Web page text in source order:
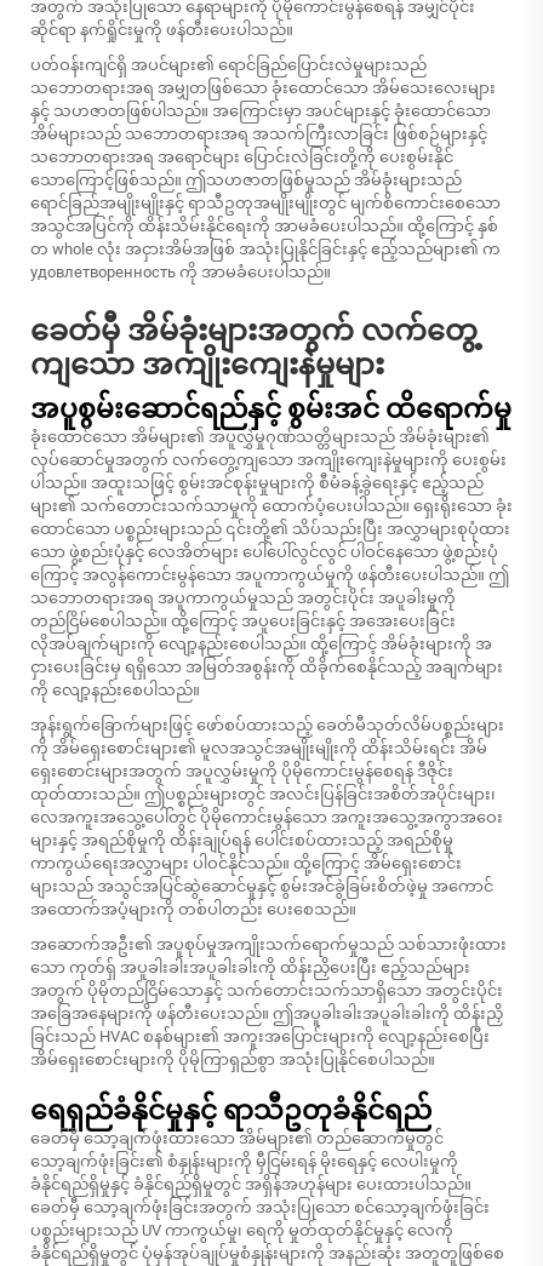
အတွက် အသုံးပြုသော နေရာများကို ပိုမိုကောင်းမွန်စေရန် အမျှင်ပိုင်း
ဆိုင်ရာ နက်ရှိုင်းမှုကို ဖန်တီးပေးပါသည်။
ပတ်ဝန်းကျင်ရှိ အပင်များ၏ ရောင်ခြည်ပြောင်းလဲမှုများသည်
သဘောတရားအရ အမျှတဖြစ်သော ခုံးထောင်သော အိမ်သေးလေးများ
နှင့် သဟဇာတဖြစ်ပါသည်။ အကြောင်းမှာ အပင်များနှင့် ခုံးထောင်သော
အိမ်များသည် သဘောတရားအရ အသက်ကြီးလာခြင်း ဖြစ်စဉ်များနှင့်
သဘောတရားအရ အရောင်များ ပြောင်းလဲခြင်းတို့ကို ပေးစွမ်းနိုင်
သောကြောင့်ဖြစ်သည်။ ဤသဟဇာတဖြစ်မှုသည် အိမ်ခုံးများသည်
ရောင်ခြည်အမျိုးမျိုးနှင့် ရာသီဥတုအမျိုးမျိုးတွင် မျက်စိကောင်းစေသော
အသွင်အပြင်ကို ထိန်းသိမ်းနိုင်ရေးကို အာမခံပေးပါသည်။ ထို့ကြောင့် နှစ်
တ whole လုံး အငှားအိမ်အဖြစ် အသုံးပြုနိုင်ခြင်းနှင့် ဧည့်သည်များ၏ က
удовлетворенность ကို အာမခံပေးပါသည်။
ခေတ်မှီ အိမ်ခုံးများအတွက် လက်တွေ့
ကျသော အကျိုးကျေးနဲမှုများ
အပူစွမ်းဆောင်ရည်နှင့် စွမ်းအင် ထိရောက်မှု
ခုံးထောင်သော အိမ်များ၏ အပူလွှဲမှုဂုဏ်သတ္တိများသည် အိမ်ခုံးများ၏
လုပ်ဆောင်မှုအတွက် လက်တွေ့ကျသော အကျိုးကျေးနဲမှုများကို ပေးစွမ်း
ပါသည်။ အထူးသဖြင့် စွမ်းအင်စုန်းမှုများကို စီမံခန့်ခွဲရေးနှင့် ဧည့်သည်
များ၏ သက်တောင်းသက်သာမှုကို ထောက်ပံ့ပေးပါသည်။ ရှေးရိုးသော ခုံး
ထောင်သော ပစ္စည်းများသည် ၎င်းတို့၏ သိပ်သည်းပြီး အလွှာများစုပုံထား
သော ဖွဲ့စည်းပုံနှင့် လေအိတ်များ ပေါ်ပေါ်လွင်လွင် ပါဝင်နေသော ဖွဲ့စည်းပုံ
ကြောင့် အလွန်ကောင်းမွန်သော အပူကာကွယ်မှုကို ဖန်တီးပေးပါသည်။ ဤ
သဘောတရားအရ အပူကာကွယ်မှုသည် အတွင်းပိုင်း အပူခါးမှုကို
တည်ငြိမ်စေပါသည်။ ထို့ကြောင့် အပူပေးခြင်းနှင့် အအေးပေးခြင်း
လိုအပ်ချက်များကို လျော့နည်းစေပါသည်။ ထို့ကြောင့် အိမ်ခုံးများကို အ
ငှားပေးခြင်းမှ ရရှိသော အမြတ်အစွန်းကို ထိခိုက်စေနိုင်သည့် အချက်များ
ကို လျော့နည်းစေပါသည်။
အုန်းရွက်ခြောက်များဖြင့် ဖော်စပ်ထားသည့် ခေတ်မီသုတ်လိမ်ပစ္စည်းများ
ကို အိမ်ရှေးစောင်းများ၏ မူလအသွင်အမျိုးမျိုးကို ထိန်းသိမ်းရင်း အိမ်
ရှေးစောင်းများအတွက် အပူလွှမ်းမှုကို ပိုမိုကောင်းမွန်စေရန် ဒီဇိုင်း
ထုတ်ထားသည်။ ဤပစ္စည်းများတွင် အလင်းပြန်ခြင်းအစိတ်အပိုင်းများ၊
လေအကူးအသွေ့ပေါ်တွင် ပိုမိုကောင်းမွန်သော အကူးအသွေ့အကွာအဝေး
များနှင့် အရည်စိုမှုကို ထိန်းချုပ်ရန် ပေါင်းစပ်ထားသည့် အရည်စိုမှု
ကာကွယ်ရေးအလွှာများ ပါဝင်နိုင်သည်။ ထို့ကြောင့် အိမ်ရှေးစောင်း
များသည် အသွင်အပြင်ဆွဲဆောင်မှုနှင့် စွမ်းအင်ခွဲခြမ်းစိတ်ဖဲ့မှု အကောင်
အထောက်အပံ့များကို တစ်ပါတည်း ပေးစေသည်။
အဆောက်အဦး၏ အပူစုပ်မှုအကျိုးသက်ရောက်မှုသည် သစ်သားဖုံးထား
သော ကုတ်ရှ် အပူခါးခါးအပူခါးခါးကို ထိန်းညှိပေးပြီး ဧည့်သည်များ
အတွက် ပိုမိုတည်ငြိမ်သောနှင့် သက်တောင်းသက်သာရှိသော အတွင်းပိုင်း
အခြေအနေများကို ဖန်တီးပေးသည်။ ဤအပူခါးခါးအပူခါးခါးကို ထိန်းညှိ
ခြင်းသည် HVAC စနစ်များ၏ အကူးအပြောင်းများကို လျော့နည်းစေပြီး
အိမ်ရှေးစောင်းများကို ပိုမိုကြာရှည်စွာ အသုံးပြုနိုင်စေပါသည်။
ရေရှည်ခံနိုင်မှုနှင့် ရာသီဥတုခံနိုင်ရည်
ခေတ်မှီ သော့ချက်ဖုံးထားသော အိမ်များ၏ တည်ဆောက်မှုတွင်
သော့ချက်ဖုံးခြင်း၏ စံနှုန်းများကို မှီငြမ်းရန် မိုးရေနှင့် လေပါးမှုကို
ခံနိုင်ရည်ရှိမှုနှင့် ခံနိုင်ရည်ရှိမှုတွင် အရှိန်အဟုန်များ ပေးထားပါသည်။
ခေတ်မှီ သော့ချက်ဖုံးခြင်းအတွက် အသုံးပြုသော စင်သော့ချက်ဖုံးခြင်း
ပစ္စည်းများသည် UV ကာကွယ်မှု၊ ရေကို မှုတ်ထုတ်နိုင်မှုနှင့် လေကို
ခံနိုင်ရည်ရှိမှုတွင် ပုံမှန်အုပ်ချုပ်မှုစံနှုန်းများကို အနည်းဆုံး အတူတူဖြစ်စေ